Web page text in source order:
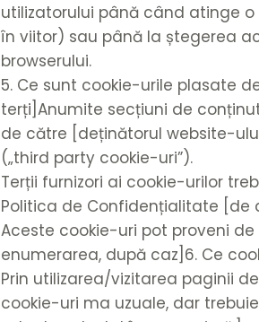
utilizatorului până când atinge
în viitor) sau până la ștegerea
browserului.
5. Ce sunt cookie-urile plasate
terți]Anumite secțiuni de
de către [deținătorul website-
(„third party cookie-uri”).
Terții furnizori ai cookie-urilor
Politica de Confidențialitate [de
Aceste cookie-uri pot proveni
enumerarea, după caz]6. Ce
Prin utilizarea/vizitarea paginii
cookie-uri ma uzuale, dar